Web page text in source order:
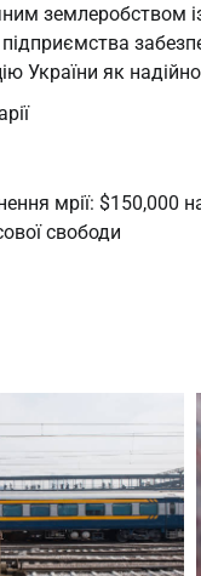
землеробством
України як
мрії: $150,000
свободи